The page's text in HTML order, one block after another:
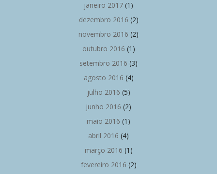
janeiro 2017 (1)
dezembro 2016 (2)
novembro 2016 (2)
outubro 2016 (1)
setembro 2016 (3)
agosto 2016 (4)
julho 2016 (5)
junho 2016 (2)
maio 2016 (1)
abril 2016 (4)
março 2016 (1)
fevereiro 2016 (2)